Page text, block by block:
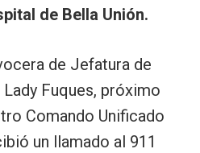
de Bella Unión.
de Jefatura de
Fuques, próximo
Comando Unificado
un llamado al 911